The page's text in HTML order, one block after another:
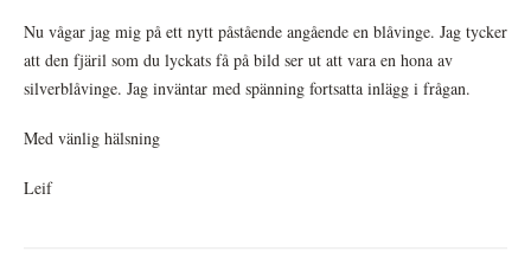
Nu vågar jag mig på ett nytt påstående angående en blåvinge. Jag tycker
att den fjäril som du lyckats få på bild ser ut att vara en hona av
silverblåvinge. Jag inväntar med spänning fortsatta inlägg i frågan.
Med vänlig hälsning
Leif